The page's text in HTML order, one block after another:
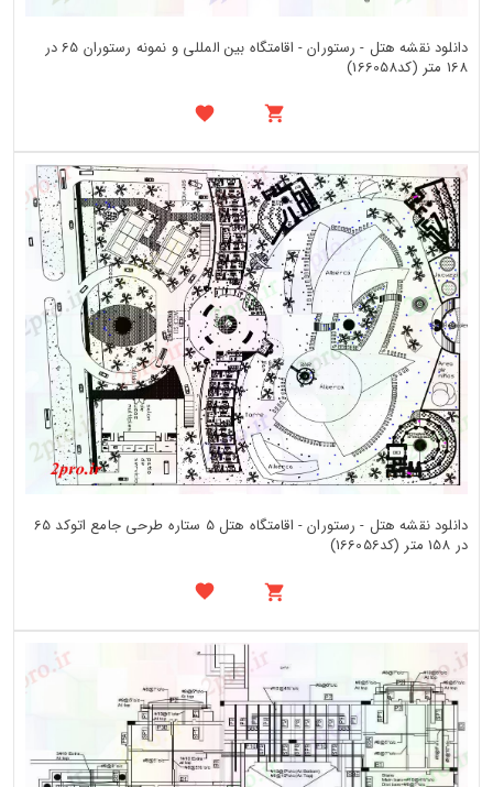
دانلود نقشه هتل - رستوران - اقامتگاه بین المللی و نمونه رستوران 65 در
168 متر (کد166058)
دانلود نقشه هتل - رستوران - اقامتگاه هتل 5 ستاره طرحی جامع اتوکد 65
در 158 متر (کد166056)